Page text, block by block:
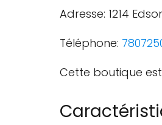
Adresse: 1214
Téléphone:
Cette boutique